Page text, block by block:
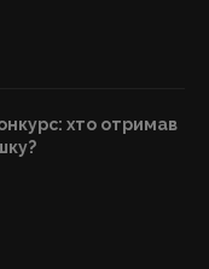
хто отримав